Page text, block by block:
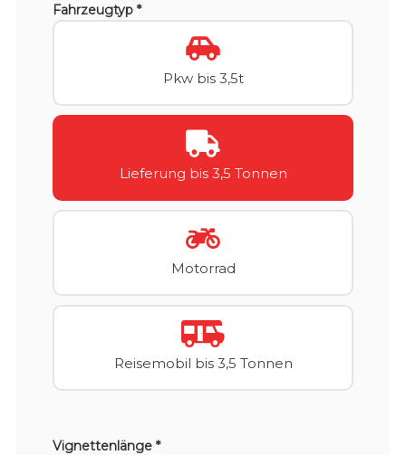
Fahrzeugtyp *
Pkw bis 3,5t
Lieferung bis 3,5 Tonnen
Motorrad
Reisemobil bis 3,5 Tonnen
Vignettenlänge *